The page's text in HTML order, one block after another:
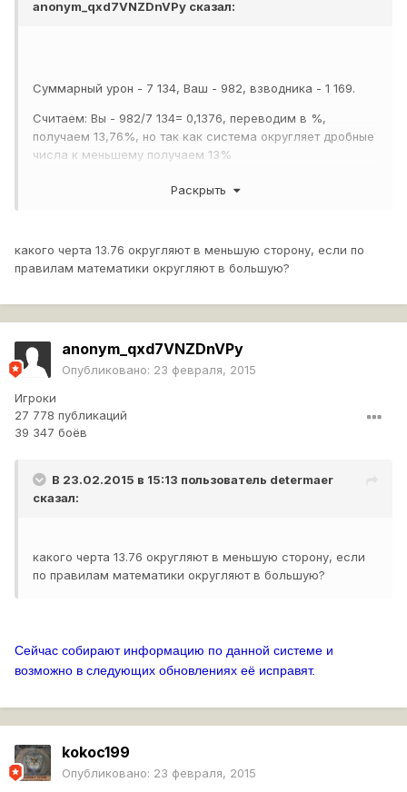
anonym_qxd7VNZDnVPy сказал:
Суммарный урон - 7 134, Ваш - 982, взводника - 1 169.
Считаем: Вы - 982/7 134= 0,1376, переводим в %,
получаем 13,76%, но так как система округляет дробные
числа к меньшему получаем 13%
Взводник - 1 169/7 134= 16%
Сейчас собирают информацию по данной системе и
возможно в следующих обновлениях её исправят.
Раскрыть
какого черта 13.76 округляют в меньшую сторону, если по
правилам математики округляют в большую?
anonym_qxd7VNZDnVPy
Опубликовано: 23 февраля, 2015
Игроки
27 778 публикаций
39 347 боёв
В 23.02.2015 в 15:13 пользователь determaer
сказал:
какого черта 13.76 округляют в меньшую сторону, если
по правилам математики округляют в большую?
Сейчас собирают информацию по данной системе и
возможно в следующих обновлениях её исправят.
kokoc199
Опубликовано: 23 февраля, 2015